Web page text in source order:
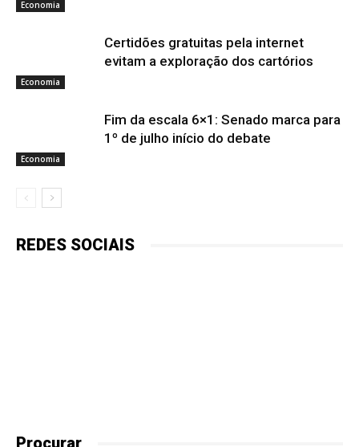
Economia
Economia
Certidões gratuitas pela internet
evitam a exploração dos cartórios
Economia
Fim da escala 6×1: Senado marca para
1º de julho início do debate
REDES SOCIAIS